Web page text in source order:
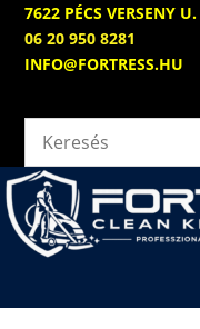
7622 PÉCS VERSENY
06 20 950 8281
INFO@FORTRESS.HU